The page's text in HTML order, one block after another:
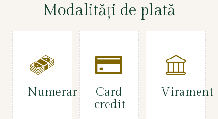
Modalităţi de plată
Numerar
Card
credit
Virament